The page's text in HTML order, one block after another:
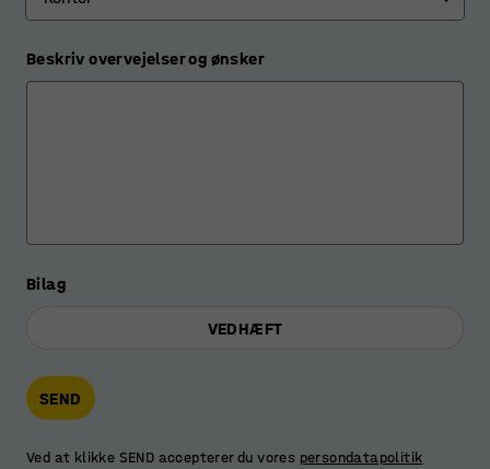
Beskriv overvejelser og ønsker
Bilag
VEDHÆFT
SEND
Ved at klikke SEND accepterer du vores persondatapolitik